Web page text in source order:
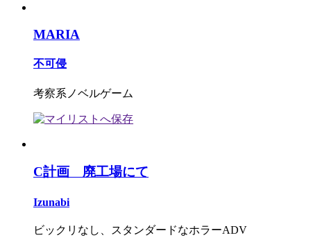
MARIA
不可侵
考察系ノベルゲーム
C計画 廃工場にて
Izunabi
ビックリなし、スタンダードなホラーADV